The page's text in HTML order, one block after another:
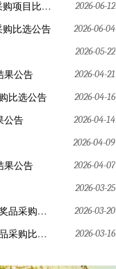
2026-06-12
结果公告
2026-06-04
比选公告
2026-05-22
2026-04-21
果公告
2026-04-16
比选公告
2026-04-14
公告
2026-04-09
2026-04-07
果公告
2026-03-25
2026-03-20
结果公告
2026-03-16
选公告